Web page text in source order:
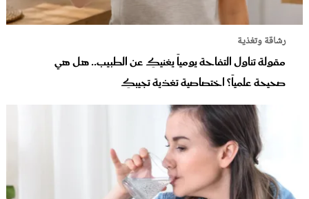
رشاقة وتغذية
مقولة تناول التفاحة يومياً يغنيكِ عن الطبيب.. هل هي
صحيحة علمياً؟ اختصاصية تغذية تجيبكِ